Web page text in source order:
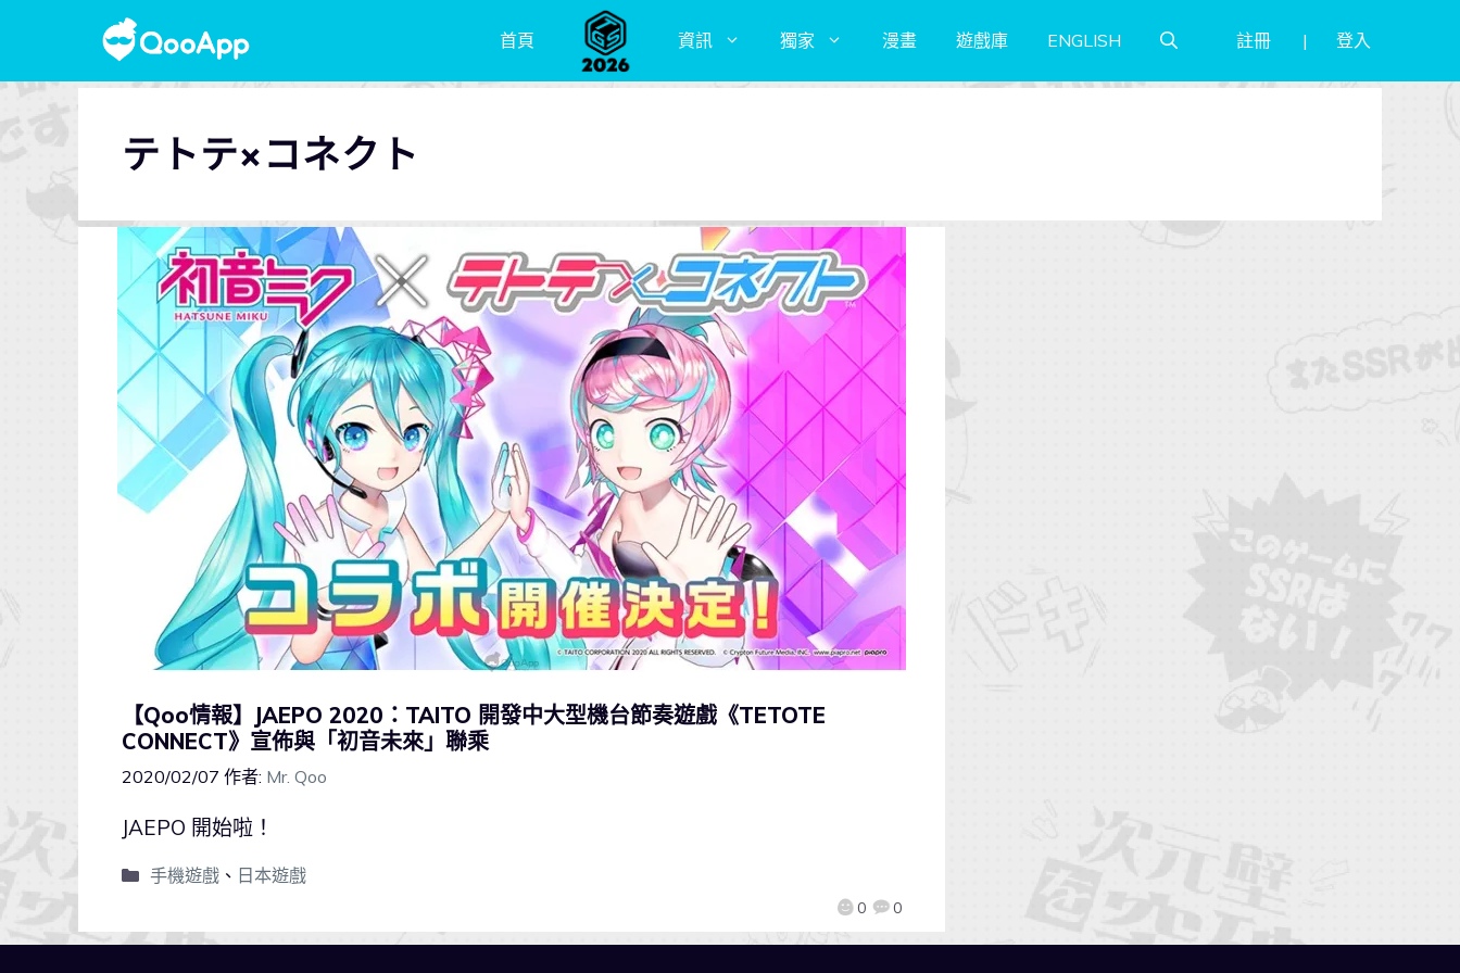
首頁 資訊 獨家 漫畫 遊戲庫 ENGLISH 註冊 登入
テトテ×コネクト
【Qoo情報】JAEPO 2020：TAITO 開發中大型機台節奏遊戲《TETOTE
CONNECT》宣佈與「初音未來」聯乘
2020/02/07 作者: Mr. Qoo
0 0
JAEPO 開始啦！
手機遊戲、 日本遊戲